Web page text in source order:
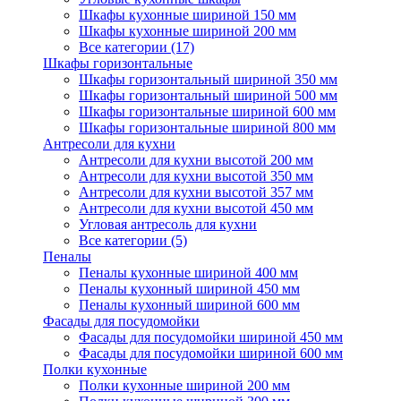
Шкафы кухонные шириной 150 мм
Шкафы кухонные шириной 200 мм
Все категории (17)
Шкафы горизонтальные
Шкафы горизонтальный шириной 350 мм
Шкафы горизонтальный шириной 500 мм
Шкафы горизонтальные шириной 600 мм
Шкафы горизонтальные шириной 800 мм
Антресоли для кухни
Антресоли для кухни высотой 200 мм
Антресоли для кухни высотой 350 мм
Антресоли для кухни высотой 357 мм
Антресоли для кухни высотой 450 мм
Угловая антресоль для кухни
Все категории (5)
Пеналы
Пеналы кухонные шириной 400 мм
Пеналы кухонный шириной 450 мм
Пеналы кухонный шириной 600 мм
Фасады для посудомойки
Фасады для посудомойки шириной 450 мм
Фасады для посудомойки шириной 600 мм
Полки кухонные
Полки кухонные шириной 200 мм